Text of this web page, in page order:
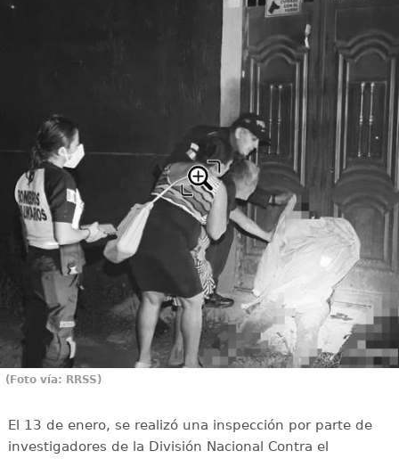
(Foto vía: RRSS)
El 13 de enero, se realizó una inspección por parte de
investigadores de la División Nacional Contra el